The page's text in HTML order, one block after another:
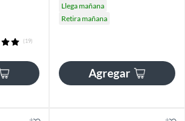
(19)
Llega mañana
Retira mañana
Agregar